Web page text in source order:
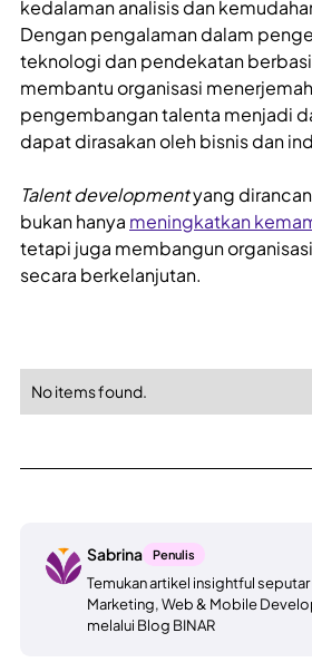
kedalaman analisis dan
Dengan pengalaman dalam
teknologi dan pendekatan
membantu organisasi
pengembangan talenta menjadi
dapat dirasakan oleh bisnis dan
Talent developmentyang
bukan hanya meningkatkan
tetapi juga membangun
secara berkelanjutan.
No items found.
Sabrina Penulis
Temukan artikel insightful
Marketing, Web & Mobile
melalui Blog BINAR